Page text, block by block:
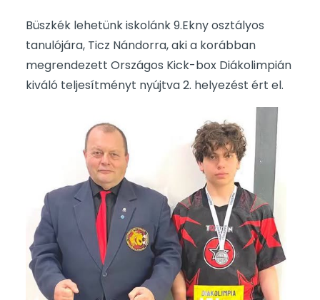
Büszkék lehetünk iskolánk 9.Ekny osztályos
tanulójára, Ticz Nándorra, aki a korábban
megrendezett Országos Kick-box Diákolimpián
kiváló teljesítményt nyújtva 2. helyezést ért el.